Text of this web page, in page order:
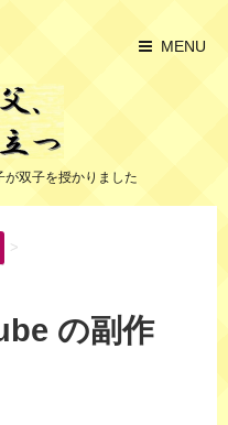
MENU
双子を授かりました
>
の副作